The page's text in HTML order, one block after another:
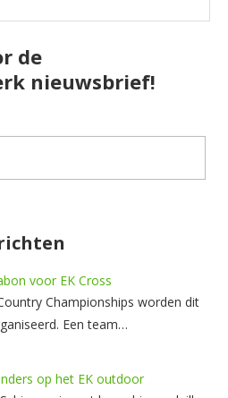
de
nieuwsbrief!
voor EK Cross
Championships worden dit
Een team…
op het EK outdoor